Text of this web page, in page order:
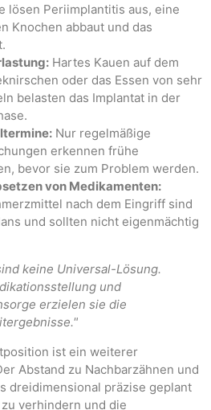
lösen Periimplantitis aus, eine
Knochen abbaut und das
Hartes Kauen auf dem
oder das Essen von sehr
belasten das Implantat in der
Nur regelmäßige
erkennen frühe
bevor sie zum Problem werden.
von Medikamenten:
nach dem Eingriff sind
und sollten nicht eigenmächtig
keine Universal-Lösung.
und
erzielen sie die
ist ein weiterer
Abstand zu Nachbarzähnen und
dreidimensional präzise geplant
verhindern und die